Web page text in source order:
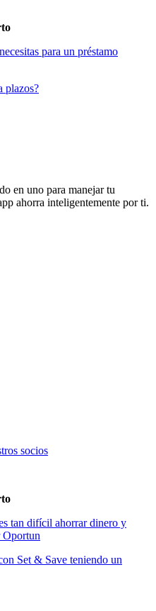
para un préstamo
plazos?
en uno para manejar tu
ahorra inteligentemente por ti.
socios
tan difícil ahorrar dinero y
Oportun
Set & Save teniendo un